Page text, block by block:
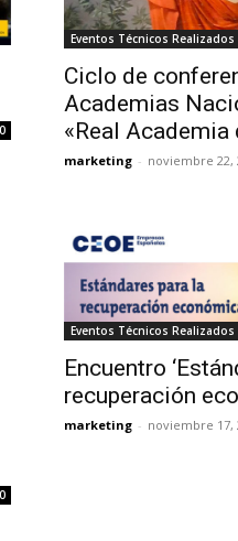
0
Eventos Técnicos Realizados
Ciclo de
Academias
«Real Academia
marketing - noviembre 22,
0
Eventos Técnicos Realizados
Encuentro
recuperación
marketing - noviembre 17,